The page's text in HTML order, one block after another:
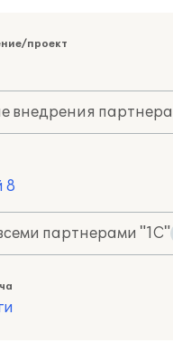
проект
внедрения партнера
8
партнерами "1С"